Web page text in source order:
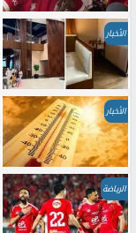
الأخبار
الأخبار
الرياضة